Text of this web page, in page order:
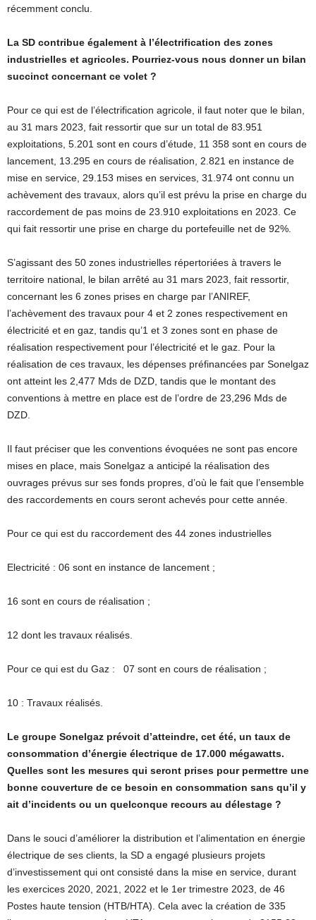
récemment conclu.
La SD contribue également à l’électrification des zones
industrielles et agricoles. Pourriez-vous nous donner un bilan
succinct concernant ce volet ?
Pour ce qui est de l’électrification agricole, il faut noter que le bilan,
au 31 mars 2023, fait ressortir que sur un total de 83.951
exploitations, 5.201 sont en cours d’étude, 11 358 sont en cours de
lancement, 13.295 en cours de réalisation, 2.821 en instance de
mise en service, 29.153 mises en services, 31.974 ont connu un
achèvement des travaux, alors qu’il est prévu la prise en charge du
raccordement de pas moins de 23.910 exploitations en 2023. Ce
qui fait ressortir une prise en charge du portefeuille net de 92%.
S’agissant des 50 zones industrielles répertoriées à travers le
territoire national, le bilan arrêté au 31 mars 2023, fait ressortir,
concernant les 6 zones prises en charge par l’ANIREF,
l’achèvement des travaux pour 4 et 2 zones respectivement en
électricité et en gaz, tandis qu’1 et 3 zones sont en phase de
réalisation respectivement pour l’électricité et le gaz. Pour la
réalisation de ces travaux, les dépenses préfinancées par Sonelgaz
ont atteint les 2,477 Mds de DZD, tandis que le montant des
conventions à mettre en place est de l’ordre de 23,296 Mds de
DZD.
Il faut préciser que les conventions évoquées ne sont pas encore
mises en place, mais Sonelgaz a anticipé la réalisation des
ouvrages prévus sur ses fonds propres, d’où le fait que l’ensemble
des raccordements en cours seront achevés pour cette année.
Pour ce qui est du raccordement des 44 zones industrielles
Electricité : 06 sont en instance de lancement ;
16 sont en cours de réalisation ;
12 dont les travaux réalisés.
Pour ce qui est du Gaz : 07 sont en cours de réalisation ;
10 : Travaux réalisés.
Le groupe Sonelgaz prévoit d’atteindre, cet été, un taux de
consommation d’énergie électrique de 17.000 mégawatts.
Quelles sont les mesures qui seront prises pour permettre une
bonne couverture de ce besoin en consommation sans qu’il y
ait d’incidents ou un quelconque recours au délestage ?
Dans le souci d’améliorer la distribution et l’alimentation en énergie
électrique de ses clients, la SD a engagé plusieurs projets
d’investissement qui ont consisté dans la mise en service, durant
les exercices 2020, 2021, 2022 et le 1er trimestre 2023, de 46
Postes haute tension (HTB/HTA). Cela avec la création de 335